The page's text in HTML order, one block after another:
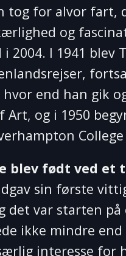
tog for alvor fart,
og
2004. I 1941
end han gik
Art, og i 1950
blev født ved
sin første
det var starten
ikke mindre
interesse for